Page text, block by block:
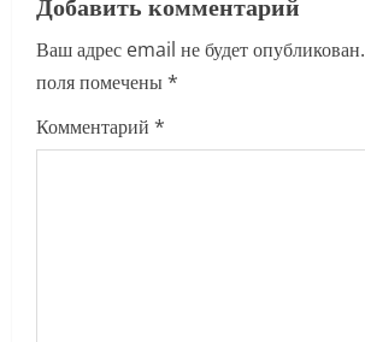
v
i
g
Ваш адрес email не будет опубликован.
поля помечены*
Комментарий *